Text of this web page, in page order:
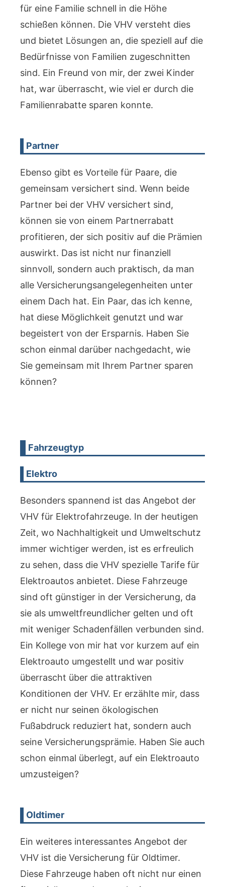
für eine Familie schnell in die Höhe
schießen können. Die VHV versteht dies
und bietet Lösungen an, die speziell auf die
Bedürfnisse von Familien zugeschnitten
sind. Ein Freund von mir, der zwei Kinder
hat, war überrascht, wie viel er durch die
Familienrabatte sparen konnte.
Partner
Ebenso gibt es Vorteile für Paare, die
gemeinsam versichert sind. Wenn beide
Partner bei der VHV versichert sind,
können sie von einem Partnerrabatt
profitieren, der sich positiv auf die Prämien
auswirkt. Das ist nicht nur finanziell
sinnvoll, sondern auch praktisch, da man
alle Versicherungsangelegenheiten unter
einem Dach hat. Ein Paar, das ich kenne,
hat diese Möglichkeit genutzt und war
begeistert von der Ersparnis. Haben Sie
schon einmal darüber nachgedacht, wie
Sie gemeinsam mit Ihrem Partner sparen
können?
Fahrzeugtyp
Elektro
Besonders spannend ist das Angebot der
VHV für Elektrofahrzeuge. In der heutigen
Zeit, wo Nachhaltigkeit und Umweltschutz
immer wichtiger werden, ist es erfreulich
zu sehen, dass die VHV spezielle Tarife für
Elektroautos anbietet. Diese Fahrzeuge
sind oft günstiger in der Versicherung, da
sie als umweltfreundlicher gelten und oft
mit weniger Schadenfällen verbunden sind.
Ein Kollege von mir hat vor kurzem auf ein
Elektroauto umgestellt und war positiv
überrascht über die attraktiven
Konditionen der VHV. Er erzählte mir, dass
er nicht nur seinen ökologischen
Fußabdruck reduziert hat, sondern auch
seine Versicherungsprämie. Haben Sie auch
schon einmal überlegt, auf ein Elektroauto
umzusteigen?
Oldtimer
Ein weiteres interessantes Angebot der
VHV ist die Versicherung für Oldtimer.
Diese Fahrzeuge haben oft nicht nur einen